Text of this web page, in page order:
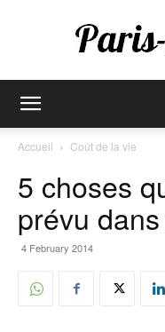
Accueil Coût de la vie
5 choses
prévu
4 February 2014